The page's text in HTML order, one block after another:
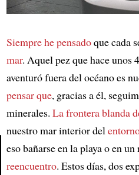
Article
Siempre he pensadoque cada
mar. Aquel pez que hace unos
aventuró fuera del océano es
pensar que, gracias a él,
minerales. La frontera blanda
nuestro mar interior del
eso bañarse en la playa o en un
reencuentro. Estos días, dos